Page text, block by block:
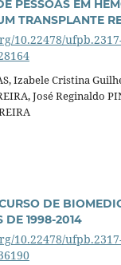
PESSOAS EM
TRANSPLANTE
10.22478/
Izabele Cristina
José Reginaldo
DE
DE 1998-2014
10.22478/